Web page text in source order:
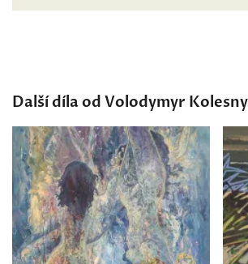
Další díla od Volodymyr